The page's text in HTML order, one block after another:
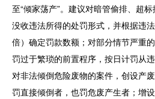
至“倾家荡产”。建议对暗管偷排、超
没收违法所得的处罚形式，并根据违
倍）确定罚款数额；对部分情节严重
罚过于繁琐的前置程序，按日计罚从
对非法倾倒危险废物的案件，创设产
罚直接倾倒者，也罚危废产生者；增